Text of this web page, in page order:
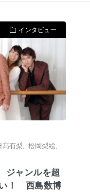
インタビュー
髙有梨 松岡梨絵
ジャンルを超
！ 西島数博